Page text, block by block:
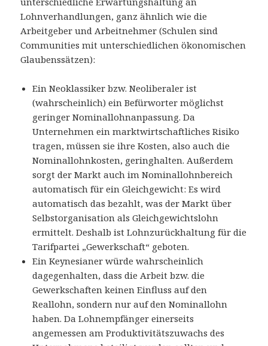
Lohnverhandlungen, ganz ähnlich wie die
Arbeitgeber und Arbeitnehmer (Schulen sind
Communities mit unterschiedlichen ökonomischen
Glaubenssätzen):
Ein Neoklassiker bzw. Neoliberaler ist
(wahrscheinlich) ein Befürworter möglichst
geringer Nominallohnanpassung. Da
Unternehmen ein marktwirtschaftliches Risiko
tragen, müssen sie ihre Kosten, also auch die
Nominallohnkosten, geringhalten. Außerdem
sorgt der Markt auch im Nominallohnbereich
automatisch für ein Gleichgewicht: Es wird
automatisch das bezahlt, was der Markt über
Selbstorganisation als Gleichgewichtslohn
ermittelt. Deshalb ist Lohnzurückhaltung für die
Tarifpartei „Gewerkschaft“ geboten.
Ein Keynesianer würde wahrscheinlich
dagegenhalten, dass die Arbeit bzw. die
Gewerkschaften keinen Einfluss auf den
Reallohn, sondern nur auf den Nominallohn
haben. Da Lohnempfänger einerseits
angemessen am Produktivitätszuwachs des